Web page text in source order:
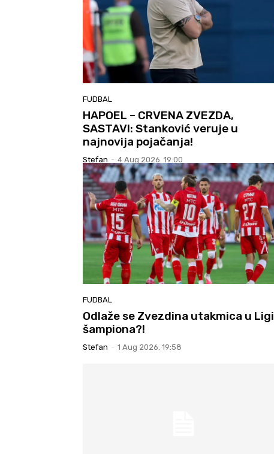
FUDBAL
HAPOEL – CRVENA ZVEZDA,
SASTAVI: Stanković veruje u
najnovija pojačanja!
Stefan - 4 Aug 2026. 19:00
FUDBAL
Odlaže se Zvezdina utakmica u Ligi
šampiona?!
Stefan - 1 Aug 2026. 19:58